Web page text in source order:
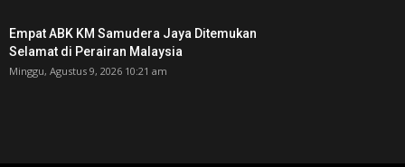
Empat ABK KM Samudera Jaya Ditemukan
Selamat di Perairan Malaysia
Minggu, Agustus 9, 2026 10:21 am